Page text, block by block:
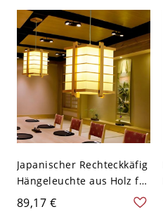
Eisen und Marmorsockel -
110V-120V Natürlich
Japanischer Rechteckkäfig
Hängeleuchte aus Holz für
1 Glühbirne im
Restaurant in Beige mit
89,17 €